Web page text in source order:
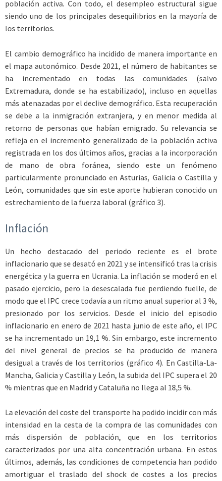
población activa. Con todo, el desempleo estructural sigue
siendo uno de los principales desequilibrios en la mayoría de
los territorios.
El cambio demográfico ha incidido de manera importante en
el mapa autonómico. Desde 2021, el número de habitantes se
ha incrementado en todas las comunidades (salvo
Extremadura, donde se ha estabilizado), incluso en aquellas
más atenazadas por el declive demográfico. Esta recuperación
se debe a la inmigración extranjera, y en menor medida al
retorno de personas que habían emigrado. Su relevancia se
refleja en el incremento generalizado de la población activa
registrada en los dos últimos años, gracias a la incorporación
de mano de obra foránea, siendo este un fenómeno
particularmente pronunciado en Asturias, Galicia o Castilla y
León, comunidades que sin este aporte hubieran conocido un
estrechamiento de la fuerza laboral (gráfico 3).
Inflación
Un hecho destacado del periodo reciente es el brote
inflacionario que se desató en 2021 y se intensificó tras la crisis
energética y la guerra en Ucrania. La inflación se moderó en el
pasado ejercicio, pero la desescalada fue perdiendo fuelle, de
modo que el IPC crece todavía a un ritmo anual superior al 3 %,
presionado por los servicios. Desde el inicio del episodio
inflacionario en enero de 2021 hasta junio de este año, el IPC
se ha incrementado un 19,1 %. Sin embargo, este incremento
del nivel general de precios se ha producido de manera
desigual a través de los territorios (gráfico 4). En Castilla-La-
Mancha, Galicia y Castilla y León, la subida del IPC supera el 20
% mientras que en Madrid y Cataluña no llega al 18,5 %.
La elevación del coste del transporte ha podido incidir con más
intensidad en la cesta de la compra de las comunidades con
más dispersión de población, que en los territorios
caracterizados por una alta concentración urbana. En estos
últimos, además, las condiciones de competencia han podido
amortiguar el traslado del shock de costes a los precios